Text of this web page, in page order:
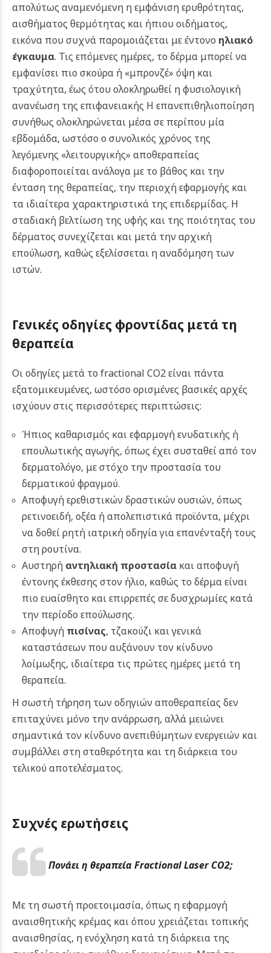
απολύτως αναμενόμενη η εμφάνιση ερυθρότητας,
αισθήματος θερμότητας και ήπιου οιδήματος,
εικόνα που συχνά παρομοιάζεται με έντονο ηλιακό
έγκαυμα. Τις επόμενες ημέρες, το δέρμα μπορεί να
εμφανίσει πιο σκούρα ή «μπρονζέ» όψη και
τραχύτητα, έως ότου ολοκληρωθεί η φυσιολογική
ανανέωση της επιφανειακής Η επανεπιθηλιοποίηση
συνήθως ολοκληρώνεται μέσα σε περίπου μία
εβδομάδα, ωστόσο ο συνολικός χρόνος της
λεγόμενης «λειτουργικής» αποθεραπείας
διαφοροποιείται ανάλογα με το βάθος και την
ένταση της θεραπείας, την περιοχή εφαρμογής και
τα ιδιαίτερα χαρακτηριστικά της επιδερμίδας. Η
σταδιακή βελτίωση της υφής και της ποιότητας του
δέρματος συνεχίζεται και μετά την αρχική
επούλωση, καθώς εξελίσσεται η αναδόμηση των
ιστών.
Γενικές οδηγίες φροντίδας μετά τη
θεραπεία
Οι οδηγίες μετά το fractional CO2 είναι πάντα
εξατομικευμένες, ωστόσο ορισμένες βασικές αρχές
ισχύουν στις περισσότερες περιπτώσεις:
Ήπιος καθαρισμός και εφαρμογή ενυδατικής ή
επουλωτικής αγωγής, όπως έχει συσταθεί από τον
δερματολόγο, με στόχο την προστασία του
δερματικού φραγμού.
Αποφυγή ερεθιστικών δραστικών ουσιών, όπως
ρετινοειδή, οξέα ή απολεπιστικά προϊόντα, μέχρι
να δοθεί ρητή ιατρική οδηγία για επανένταξή τους
στη ρουτίνα.
Αυστηρή αντηλιακή προστασίακαι αποφυγή
έντονης έκθεσης στον ήλιο, καθώς το δέρμα είναι
πιο ευαίσθητο και επιρρεπές σε δυσχρωμίες κατά
την περίοδο επούλωσης.
Αποφυγή πισίνας, τζακούζι και γενικά
καταστάσεων που αυξάνουν τον κίνδυνο
λοίμωξης, ιδιαίτερα τις πρώτες ημέρες μετά τη
θεραπεία.
Η σωστή τήρηση των οδηγιών αποθεραπείας δεν
επιταχύνει μόνο την ανάρρωση, αλλά μειώνει
σημαντικά τον κίνδυνο ανεπιθύμητων ενεργειών και
συμβάλλει στη σταθερότητα και τη διάρκεια του
τελικού αποτελέσματος.
Συχνές ερωτήσεις
Πονάει η θεραπεία Fractional Laser CO2;
Με τη σωστή προετοιμασία, όπως η εφαρμογή
αναισθητικής κρέμας και όπου χρειάζεται τοπικής
αναισθησίας, η ενόχληση κατά τη διάρκεια της